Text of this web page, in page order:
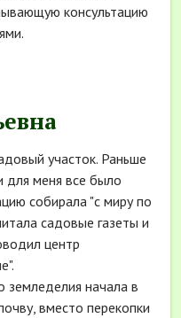
консультацию
участок. Раньше
для меня все было
собирала "с миру по
садовые газеты и
центр
начала в
вместо перекопки